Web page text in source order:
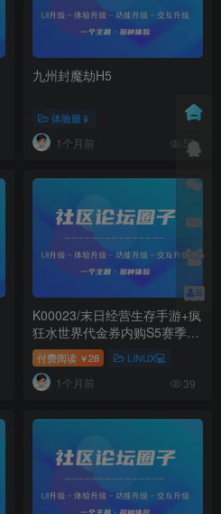
九州封魔劫H5
体验服📱
1个月前 53
K00023/末日经营生存手游+疯
狂水世界代金券内购S5赛季版
+Linux手工服务端+加解密工
具+新管理后台+CDK授权后台
+PC安卓苹果+详细搭建教程
付费阅读 ￥28 LINUX💻
1个月前 39